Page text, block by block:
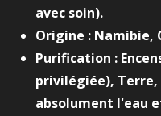
avec soin).
Origine : Namibie,
Purification :
privilégiée), Terre,
absolument l'eau